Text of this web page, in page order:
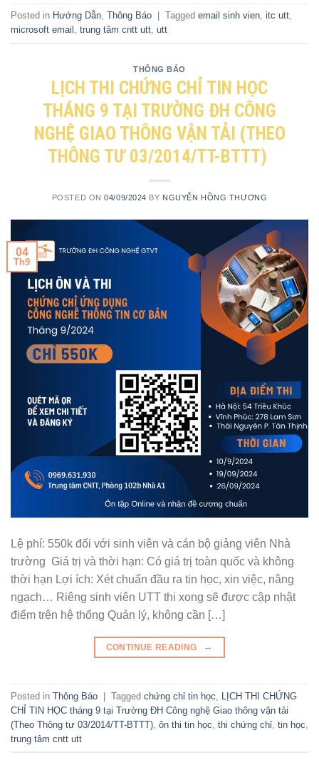
Posted in Hướng Dẫn, Thông Báo Tagged email sinh vien, itc utt,
microsoft email , trung tâm cntt utt, utt
THÔNG BÁO
LỊCH THI CHỨNG CHỈ TIN HỌC
THÁNG 9 TẠI TRƯỜNG ĐH CÔNG
NGHỆ GIAO THÔNG VẬN TẢI (THEO
THÔNG TƯ 03/2014/TT-BTTT)
POSTED ON04/09/2024 BY NGUYỄN HỒNG THƯƠNG
04
Th9
Lệ phí: 550k đối với sinh viên và cán bộ giảng viên Nhà
trường Giá trị và thời hạn: Có giá trị toàn quốc và không
thời hạn Lợi ích: Xét chuẩn đầu ra tin học, xin việc, nâng
ngạch… Riêng sinh viên UTT thi xong sẽ được cập nhật
điểm trên hệ thống Quản lý, không cần […]
CONTINUE READING →
Posted in Thông Báo Tagged chứng chỉ tin học
LỊCH THI CHỨNG
CHỈ TIN HỌC tháng 9 tại Trường ĐH Công nghệ Giao thông vận tải
(Theo Thông tư 03/2014/TT-BTTT) ôn thi tin học thi chứng chỉ tin học
trung tâm cntt utt